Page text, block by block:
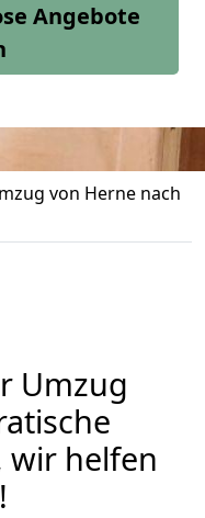
Angebote
von Herne nach
Umzug
wir helfen
!